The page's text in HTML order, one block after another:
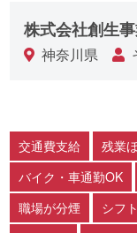
株式会社創生
神奈川県
交通費支給
残業
バイク・車通勤OK
職場が分煙
シフ